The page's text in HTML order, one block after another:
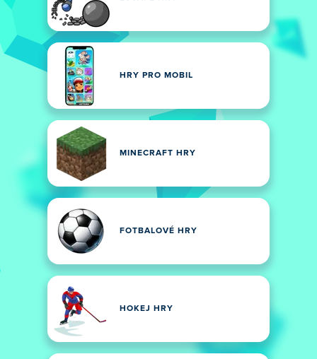
HRY PRO MOBIL
MINECRAFT HRY
FOTBALOVÉ HRY
HOKEJ HRY